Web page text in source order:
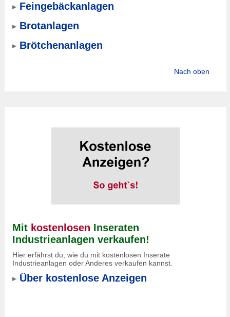
Feingebäckanlagen
Brotanlagen
Brötchenanlagen
Nach oben
Mit kostenlosen Inseraten
Industrieanlagen verkaufen!
Hier erfährst du, wie du mit kostenlosen Inserate
Industrieanlagen oder Anderes verkaufen kannst.
Über kostenlose Anzeigen